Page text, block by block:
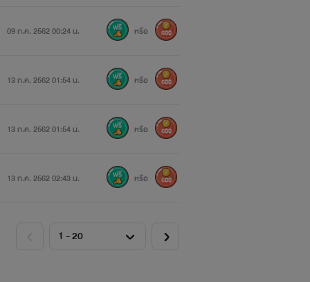
09 ก.ค. 2562 00:24 น. หรือ 500
13 ก.ค. 2562 01:54 น. หรือ 500
13 ก.ค. 2562 01:54 น. หรือ 500
13 ก.ค. 2562 02:43 น. หรือ 500